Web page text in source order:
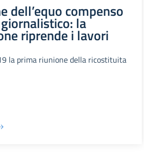
dell’equo compenso
la
riprende i lavori
la prima riunione della ricostituita